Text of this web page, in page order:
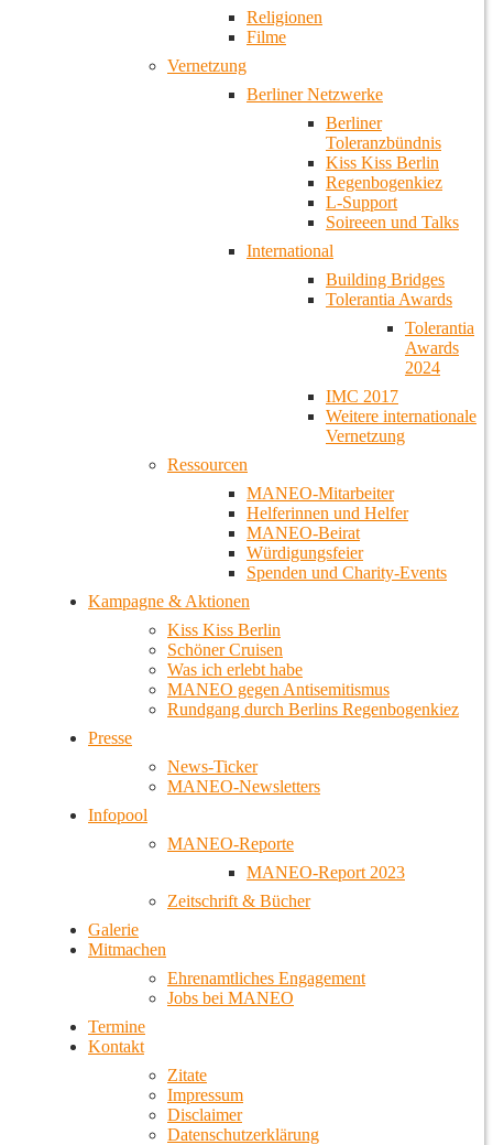
Religionen
Filme
Vernetzung
Berliner Netzwerke
Berliner
Toleranzbündnis
Kiss Kiss Berlin
Regenbogenkiez
L-Support
Soireeen und Talks
International
Building Bridges
Tolerantia Awards
Tolerantia
Awards
2024
IMC 2017
Weitere internationale
Vernetzung
Ressourcen
MANEO-Mitarbeiter
Helferinnen und Helfer
MANEO-Beirat
Würdigungsfeier
Spenden und Charity-Events
Kampagne & Aktionen
Kiss Kiss Berlin
Schöner Cruisen
Was ich erlebt habe
MANEO gegen Antisemitismus
Rundgang durch Berlins Regenbogenkiez
Presse
News-Ticker
MANEO-Newsletters
Infopool
MANEO-Reporte
MANEO-Report 2023
Zeitschrift & Bücher
Galerie
Mitmachen
Ehrenamtliches Engagement
Jobs bei MANEO
Termine
Kontakt
Zitate
Impressum
Disclaimer
Datenschutzerklärung